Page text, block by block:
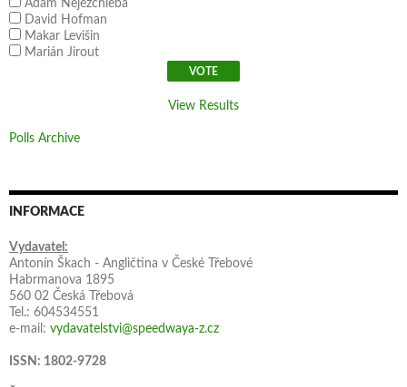
Adam Nejezchleba
David Hofman
Makar Levišin
Marián Jirout
View Results
Polls Archive
INFORMACE
Vydavatel:
Antonín Škach - Angličtina v České Třebové
Habrmanova 1895
560 02 Česká Třebová
Tel.: 604534551
e-mail: vydavatelstvi@speedwaya-z.cz
ISSN: 1802-9728